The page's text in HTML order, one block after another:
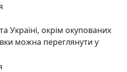
Україні, окрім окупованих
можна переглянути у